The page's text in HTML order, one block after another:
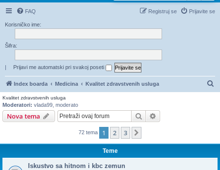
FAQ Prijavite se
Registruj se
Korisničko ime:
Šifra:
| Prijavi me automatski pri svakoj poseti
Index boarda Medicina Kvalitet zdravstvenih usluga
Kvalitet zdravstvenih usluga
Moderatori: vlada99 moderato
Nova tema Pretraga
72 tema 1 2 3
Teme
Iskustvo sa hitnom i kbc zemun